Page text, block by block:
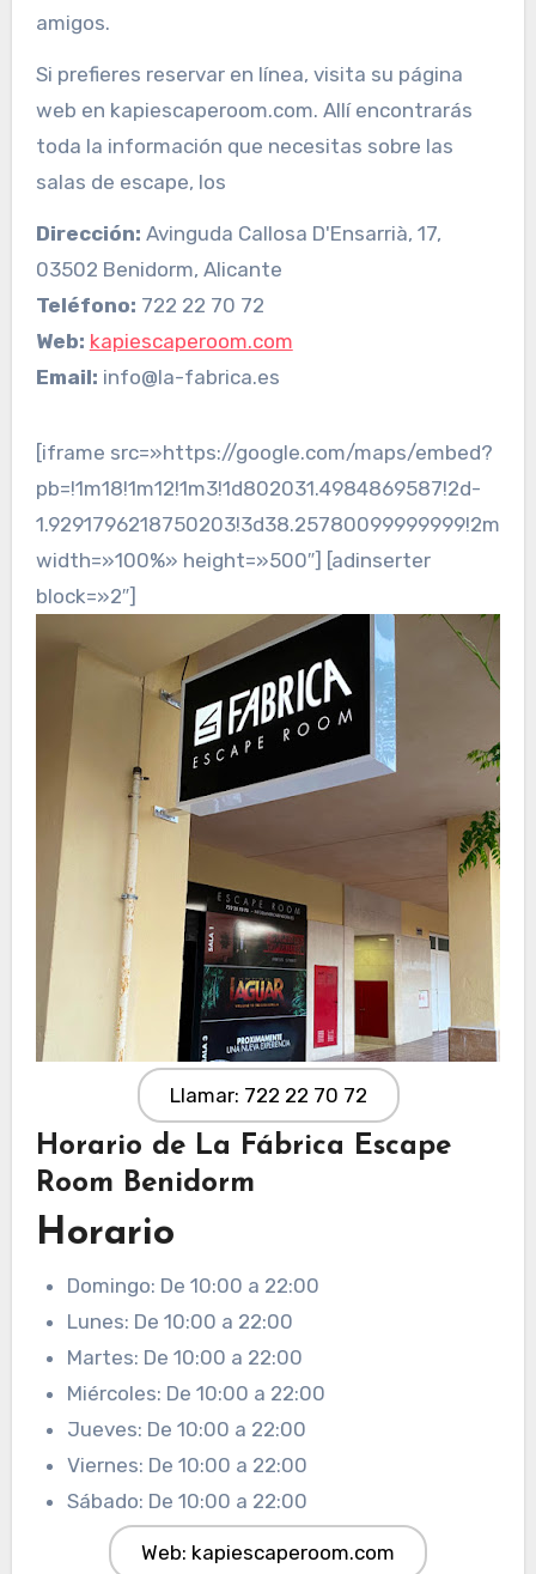
amigos.
Si prefieres reservar en línea, visita su página
web en kapiescaperoom.com. Allí encontrarás
toda la información que necesitas sobre las
salas de escape, los
Dirección: Avinguda Callosa D'Ensarrià, 17,
03502 Benidorm, Alicante
Teléfono: 722 22 70 72
Web: kapiescaperoom.com
Email: info@la-fabrica.es
[iframe src=»https://google.com/maps/embed?
pb=!1m18!1m12!1m3!1d802031.4984869587!2d-
width=»100%» height=»500″] [adinserter
block=»2″]
Llamar: 722 22 70 72
Horario de La Fábrica Escape
Room Benidorm
Horario
Domingo: De 10:00 a 22:00
Lunes: De 10:00 a 22:00
Martes: De 10:00 a 22:00
Miércoles: De 10:00 a 22:00
Jueves: De 10:00 a 22:00
Viernes: De 10:00 a 22:00
Sábado: De 10:00 a 22:00
Web: kapiescaperoom.com